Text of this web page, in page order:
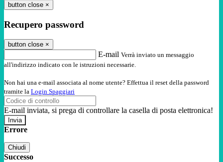
button close ×
Recupero password
button close ×
E-mail Verrà inviato un messaggio
all'indirizzo indicato con le istruzioni necessarie.
Non hai una e-mail associata al nome utente? Effettua il reset della password
tramite la Login Spaggiari
E-mail inviata, si prega di controllare la casella di posta elettronica!
Errore
Chiudi
Successo